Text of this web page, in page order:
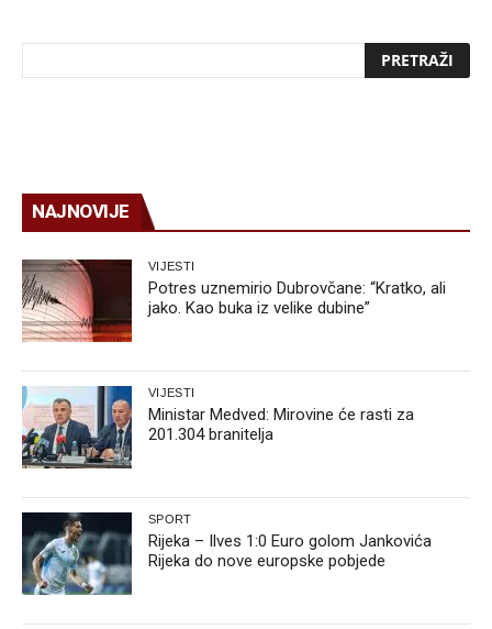
NAJNOVIJE
VIJESTI
Potres uznemirio Dubrovčane: “Kratko, ali
jako. Kao buka iz velike dubine”
VIJESTI
Ministar Medved: Mirovine će rasti za
201.304 branitelja
SPORT
Rijeka – Ilves 1:0 Euro golom Jankovića
Rijeka do nove europske pobjede